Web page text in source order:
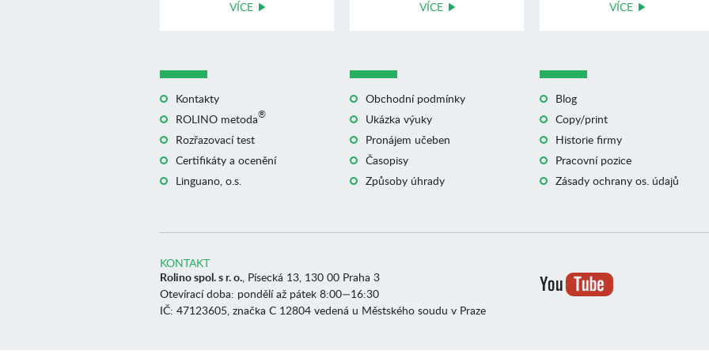
VÍCE VÍCE VÍCE
Kontakty
ROLINO metoda®
Rozřazovací test
Certifikáty a ocenění
Linguano, o.s.
Obchodní podmínky
Ukázka výuky
Pronájem učeben
Časopisy
Způsoby úhrady
Blog
Copy/print
Historie firmy
Pracovní pozice
Zásady ochrany os. údajů
KONTAKT
Rolino spol. s r. o. , Písecká 13, 130 00 Praha 3
Otevírací doba: pondělí až pátek 8:00—16:30
IČ: 47123605, značka C 12804 vedená u Městského soudu v Praze